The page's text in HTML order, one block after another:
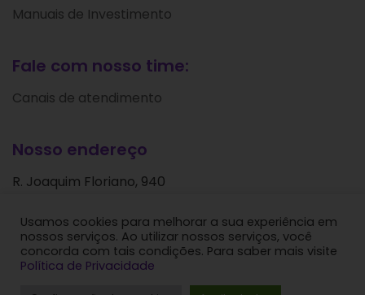
Manuais de Investimento
Fale com nosso time:
Canais de atendimento
Nosso endereço
R. Joaquim Floriano, 940
São Paulo - SP
CEP: 04534-004
Usamos cookies para melhorar a sua experiência em
nossos serviços. Ao utilizar nossos serviços, você
concorda com tais condições. Para saber mais visite
Política de Privacidade